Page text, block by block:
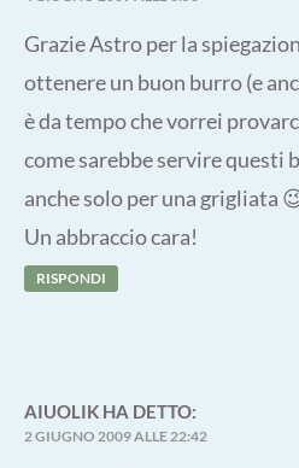
Grazie Astro per la
ottenere un buon burro (e
è da tempo che vorrei
come sarebbe servire questi
anche solo per una grigliata
Un abbraccio cara!
RISPONDI
AIUOLIK HA DETTO:
2 GIUGNO 2009 ALLE 22:42